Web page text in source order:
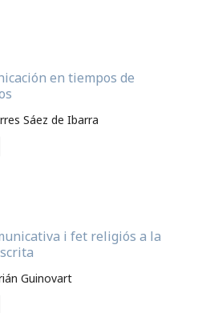
en tiempos de
Sáez de Ibarra
i fet religiós a la
Guinovart